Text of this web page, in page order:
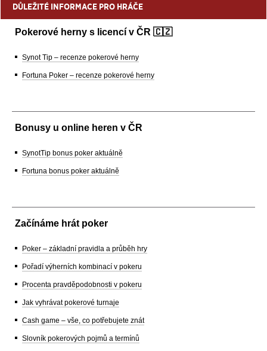
DŮLEŽITÉ INFORMACE PRO HRÁČE
Pokerové herny s licencí v ČR 🇨🇿
Synot Tip – recenze pokerové herny
Fortuna Poker – recenze pokerové herny
Bonusy u online heren v ČR
SynotTip bonus poker aktuálně
Fortuna bonus poker aktuálně
Začínáme hrát poker
Poker – základní pravidla a průběh hry
Pořadí výherních kombinací v pokeru
Procenta pravděpodobnosti v pokeru
Jak vyhrávat pokerové turnaje
Cash game – vše, co potřebujete znát
Slovník pokerových pojmů a termínů